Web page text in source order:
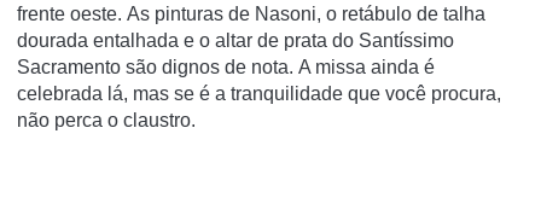
frente oeste. As pinturas de Nasoni, o retábulo de talha
dourada entalhada e o altar de prata do Santíssimo
Sacramento são dignos de nota. A missa ainda é
celebrada lá, mas se é a tranquilidade que você procura,
não perca o claustro.